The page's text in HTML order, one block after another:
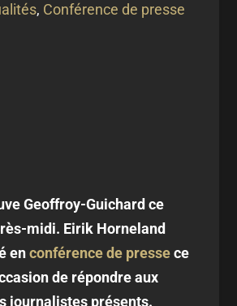
, Conférence de presse
Geoffroy-Guichard ce
midi. Eirik Horneland
enconférence de pressece
de répondre aux
journalistes présents.